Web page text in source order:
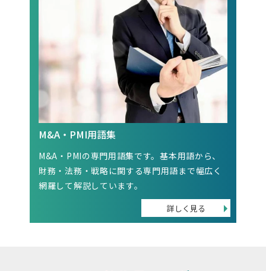
M&A・PMI用語集
M&A・PMIの専門用語集です。基本用語から、
財務・法務・戦略に関する専門用語まで幅広く
網羅して解説しています。